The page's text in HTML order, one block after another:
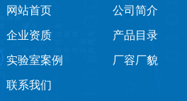
网站首页 公司简介
企业资质 产品目录
实验室案例 厂容厂貌
联系我们